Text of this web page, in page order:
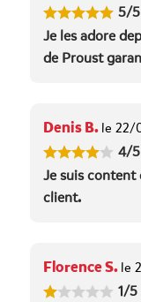
5/5
Je les adore
de Proust
Denis B. le 22/
4/5
Je suis content
client.
Florence S. le
1/5